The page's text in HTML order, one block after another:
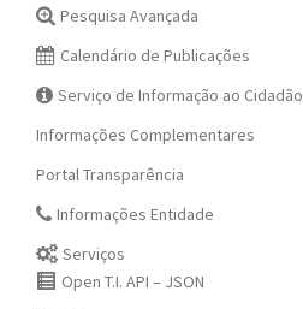
Pesquisa Avançada
Calendário de Publicações
Serviço de Informação ao Cidadão
Informações Complementares
Portal Transparência
Informações Entidade
Serviços
Open T.I. API – JSON